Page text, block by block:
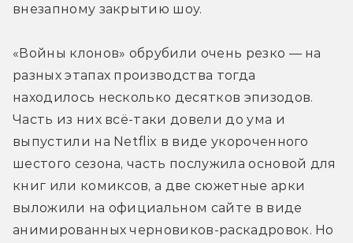
внезапному закрытию шоу.
«Войны клонов» обрубили очень резко — на
разных этапах производства тогда
находилось несколько десятков эпизодов.
Часть из них всё-таки довели до ума и
выпустили на Netflix в виде укороченного
шестого сезона, часть послужила основой для
книг или комиксов, а две сюжетные арки
выложили на официальном сайте в виде
анимированных черновиков-раскадровок. Но